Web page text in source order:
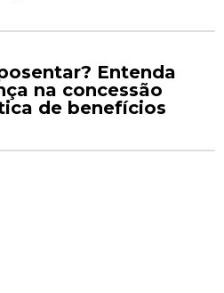
Entenda
na concessão
de benefícios